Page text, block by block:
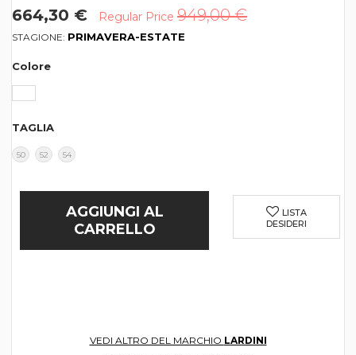
664,30 € Regular Price 949,00 €
STAGIONE: PRIMAVERA-ESTATE
Colore
TAGLIA
50 52 54
AGGIUNGI AL
CARRELLO
LISTA
DESIDERI
VEDI ALTRO DEL MARCHIO LARDINI